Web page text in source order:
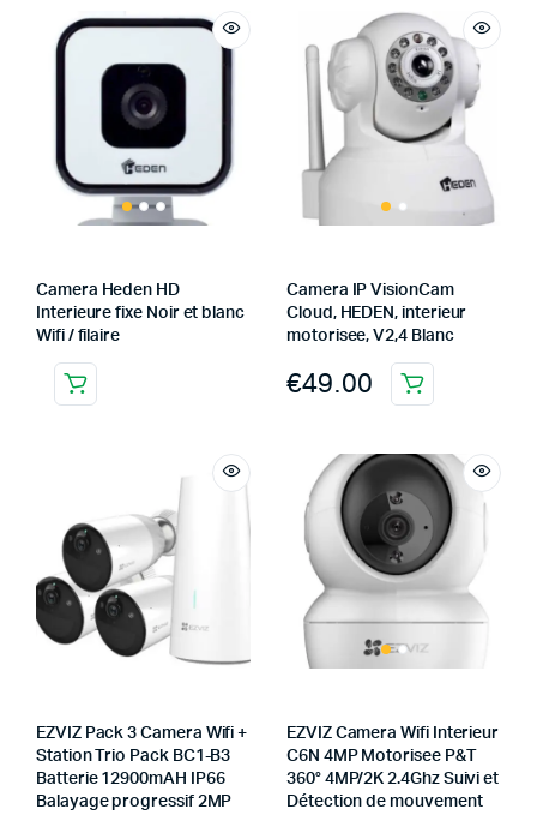
Camera Heden HD
Interieure fixe Noir et blanc
Wifi / filaire
Camera IP VisionCam
Cloud, HEDEN, interieur
motorisee, V2,4 Blanc
€49.00
EZVIZ Pack 3 Camera Wifi +
Station Trio Pack BC1-B3
Batterie 12900mAH IP66
Balayage progressif 2MP
EZVIZ Camera Wifi Interieur
C6N 4MP Motorisee P&T
360° 4MP/2K 2.4Ghz Suivi et
Détection de mouvement